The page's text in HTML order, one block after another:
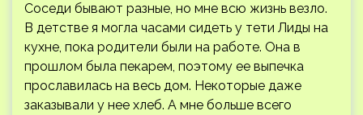
Соседи бывают разные, но мне всю жизнь везло.
В детстве я могла часами сидеть у тети Лиды на
кухне, пока родители были на работе. Она в
прошлом была пекарем, поэтому ее выпечка
прославилась на весь дом. Некоторые даже
заказывали у нее хлеб. А мне больше всего